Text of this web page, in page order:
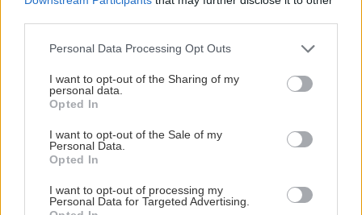
Please note that this website/app uses one or more Google
not limited to your visit or usage behaviour. You may click to
grant or deny consent to Google and its third-party tags to
use your data for below specified purposes in below Google
consent section.
Personal Data Processing Opt Outs
I want to opt-out of the Sharing of my
personal data.
Opted In
I want to opt-out of the Sale of my
Personal Data.
Opted In
I want to opt-out of processing my
Personal Data for Targeted Advertising.
záhradkárov. Viete, ako ich
Na Slovensku sa objavil
nebezpečný